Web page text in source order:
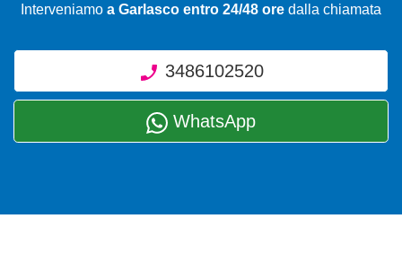
Interveniamo a Garlasco entro 24/48 ore dalla chiamata
3486102520
WhatsApp